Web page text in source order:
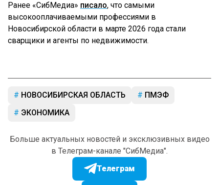
Ранее «СибМедиа» писало, что самыми
высокооплачиваемыми профессиями в
Новосибирской области в марте 2026 года стали
сварщики и агенты по недвижимости.
НОВОСИБИРСКАЯ ОБЛАСТЬ
ПМЭФ
ЭКОНОМИКА
Больше актуальных новостей и эксклюзивных видео
в Телеграм-канале "СибМедиа".
Телеграм